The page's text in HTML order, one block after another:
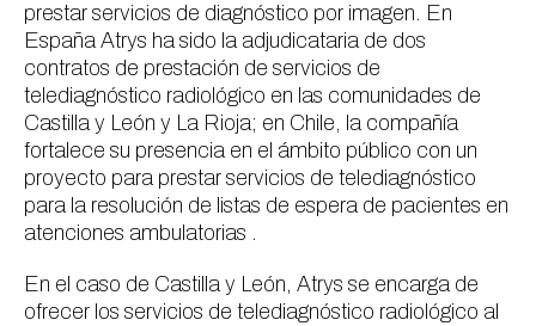
prestar servicios de diagnóstico por imagen. En
España Atrys ha sido la adjudicataria de dos
contratos de prestación de servicios de
telediagnóstico radiológico en las comunidades de
Castilla y León y La Rioja; en Chile, la compañía
fortalece su presencia en el ámbito público con un
proyecto para prestar servicios de telediagnóstico
para la resolución de listas de espera de pacientes en
atenciones ambulatorias .
En el caso de Castilla y León, Atrys se encarga de
ofrecer los servicios de telediagnóstico radiológico al